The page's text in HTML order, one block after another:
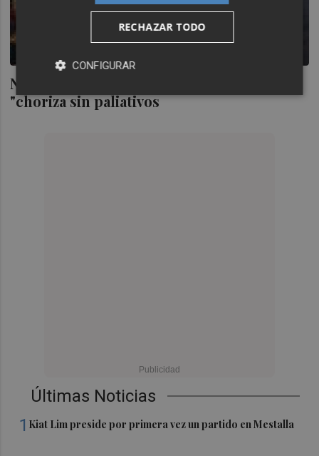
Nuria Roca 'on fire': llama a Castedo
"choriza sin paliativos
Últimas Noticias
1 Kiat Lim preside por primera vez un partido en Mestalla
RECHAZAR TODO
CONFIGURAR